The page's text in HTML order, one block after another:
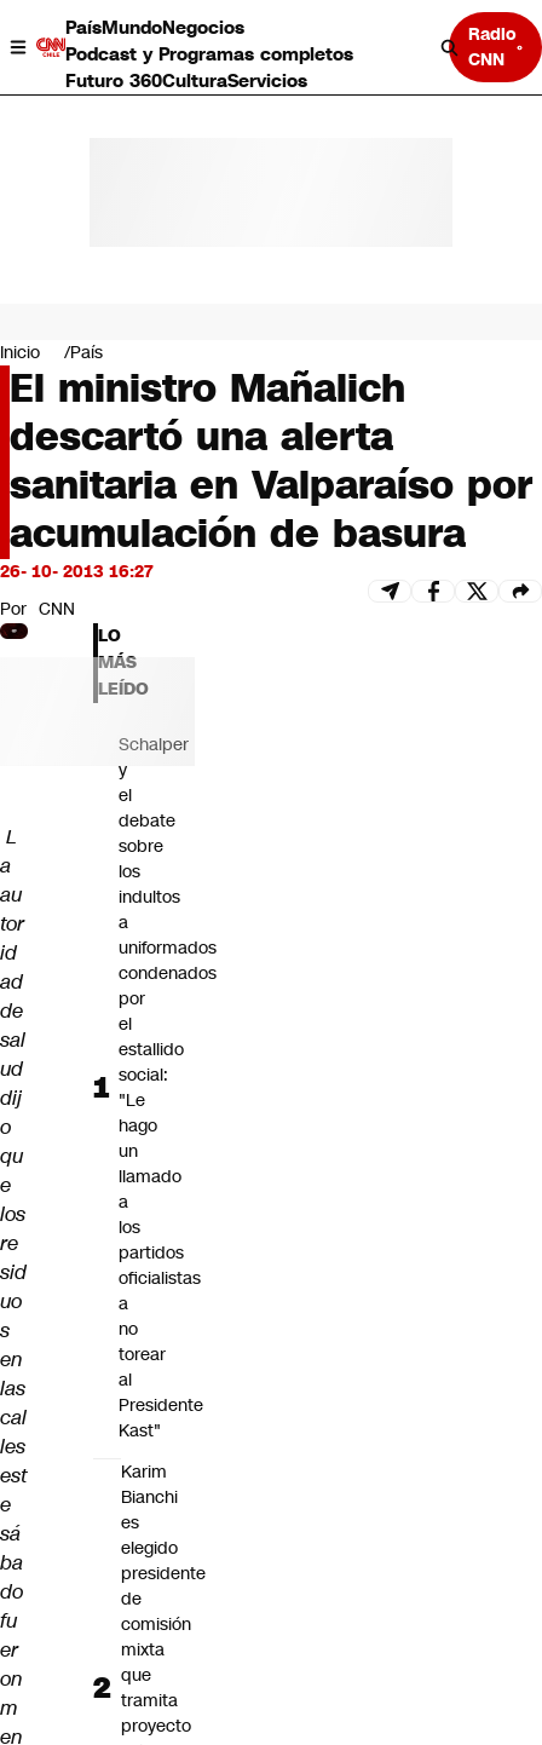
PaísMundoNegocios
Podcast y Programas completos
Futuro 360CulturaServicios
Radio
CNN
Negocios
Deportes
Programas completos
Cultura
Servicios
Bits
CNN tiempo
Futuro 360
Inicio País
El ministro Mañalich
descartó una alerta
sanitaria en Valparaíso por
acumulación de basura
26- 10- 2013 16:27
Por CNN
L
a
au
tor
id
ad
de
sal
ud
dij
o
qu
e
los
re
sid
uo
s
en
las
cal
les
est
e
sá
ba
do
fu
er
on
m
en
LO
MÁS
LEÍDO
Schalper
y
el
debate
sobre
los
indultos
a
uniformados
condenados
por
el
estallido
social:
"Le
hago
un
llamado
a
los
partidos
oficialistas
a
no
torear
al
Presidente
Kast"
Karim
Bianchi
es
elegido
presidente
de
comisión
mixta
que
tramita
proyecto